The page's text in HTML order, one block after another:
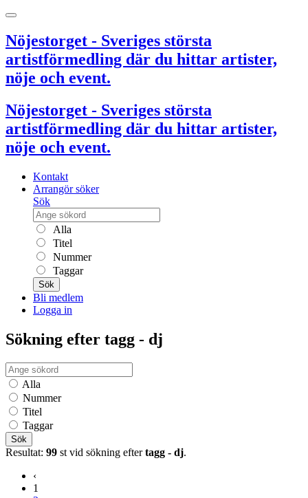
Nöjestorget - Sveriges största
artistförmedling där du hittar artister,
nöje och event.
Nöjestorget - Sveriges största
artistförmedling där du hittar artister,
nöje och event.
Kontakt
Arrangör söker
Sök
Alla
Titel
Nummer
Taggar
Sök
Bli medlem
Logga in
Sökning efter tagg - dj
Alla
Nummer
Titel
Taggar
Sök
Resultat: 99 st vid sökning eftertagg - dj.
‹
1